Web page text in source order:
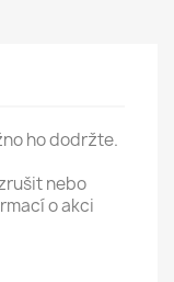
ho dodržte.
nebo
o akci